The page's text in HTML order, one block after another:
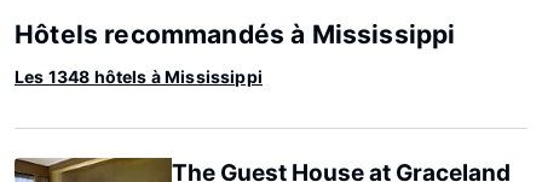
Hôtels recommandés à Mississippi
Les 1348 hôtels à Mississippi
The Guest House at Graceland